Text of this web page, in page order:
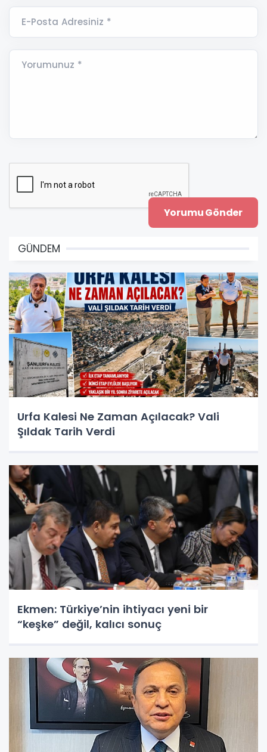
E-Posta Adresiniz *
Yorumunuz *
GÜNDEM
Urfa Kalesi Ne Zaman Açılacak? Vali
Şıldak Tarih Verdi
Ekmen: Türkiye’nin ihtiyacı yeni bir
“keşke” değil, kalıcı sonuç